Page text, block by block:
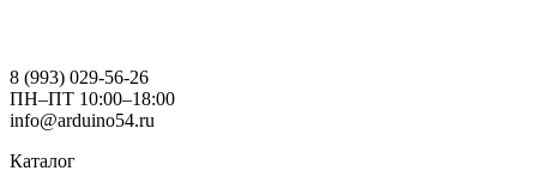
8 (993) 029-56-26
ПН–ПТ 10:00–18:00
info@arduino54.ru
Каталог